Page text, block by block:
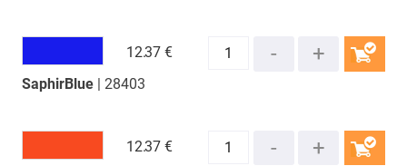
SaphirBlue| 28403
12.37 €
12.37 €